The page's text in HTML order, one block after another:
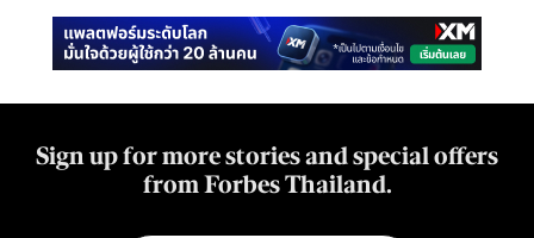
Sign up for more stories and special offers
from Forbes Thailand.